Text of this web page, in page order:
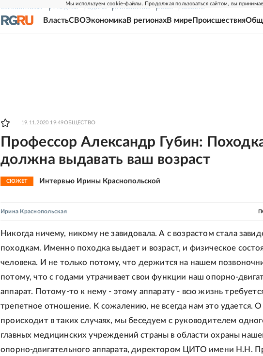
Мы используем cookie-файлы. Продолжая пользоваться сайтом, вы
СВЕЖИЙ НОМЕР РГ-НЕДЕЛЯ РОДИНА ПРИЛОЖЕНИЯ СОЮЗ НОВОСТИ
ВластьСВОЭкономикаВ регионахВ мире Происшествия
19.11.2020 19:49ОБЩЕСТВО
Профессор Александр Губин:
должна выдавать ваш возраст
СЮЖЕТ Интервью Ирины Краснопольской
Ирина Краснопольская
Никогда ничему, никому не завидовала. А с возрастом стала
походкам. Именно походка выдает и возраст, и физическое
человека. И не только потому, что держится на нашем
потому, что с годами утрачивает свои функции наш опорно-
аппарат. Потому-то к нему - этому аппарату - всю жизнь
трепетное отношение. К сожалению, не всегда нам это удается.
происходит в таких случаях, мы беседуем с руководителем
главных медицинских учреждений страны в области охраны
опорно-двигательного аппарата, директором ЦИТО имени Н.Н.